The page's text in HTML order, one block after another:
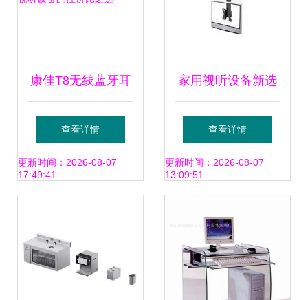
康佳T8无线蓝牙耳
机 家用视听设备的
性价比之选
查看详情
更新时间：2026-08-07
17:49:41
家用视听设备新选
择 NBT260液晶吊
架全方位解析
查看详情
更新时间：2026-08-07
13:09:51